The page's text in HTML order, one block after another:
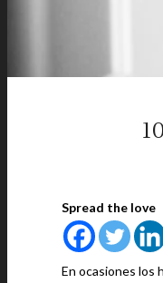
Spread the love
En ocasiones los